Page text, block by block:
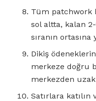
Tüm patchwork
sol altta, kalan
sıranın
Dikiş
merkeze doğru
merkezden
Satırlara katılın